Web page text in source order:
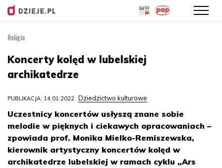
treści
Religia
Koncerty kolęd w lubelskiej
archikatedrze
PUBLIKACJA: 14.01.2022 Dziedzictwo kulturowe
Uczestnicy koncertów usłyszą znane sobie
melodie w pięknych i ciekawych opracowaniach –
zpowiada prof. Monika Mielko-Remiszewska,
kierownik artystyczny koncertów kolęd w
archikatedrze lubelskiej w ramach cyklu „Ars